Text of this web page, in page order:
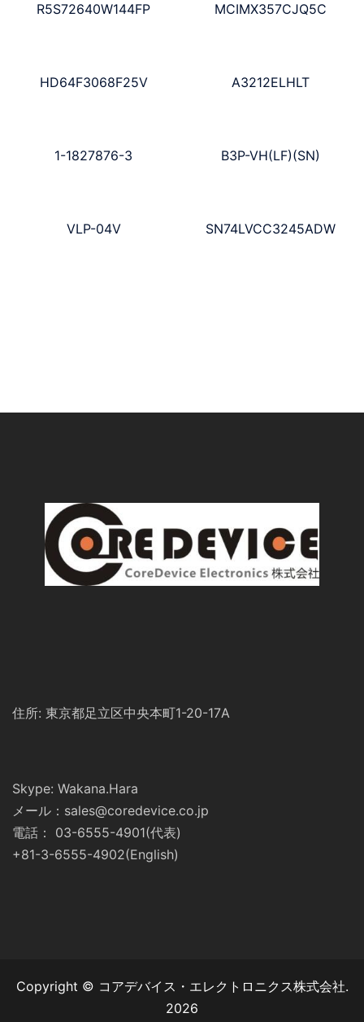
R5S72640W144FP MCIMX357CJQ5C
HD64F3068F25V A3212ELHLT
1-1827876-3 B3P-VH(LF)(SN)
VLP-04V SN74LVCC3245ADW
住所: 東京都足立区中央本町1-20-17A
Skype: Wakana.Hara
メール：sales@coredevice.co.jp
電話： 03-6555-4901(代表)
+81-3-6555-4902(English)
Copyright © コアデバイス・エレクトロニクス株式会社.
2026